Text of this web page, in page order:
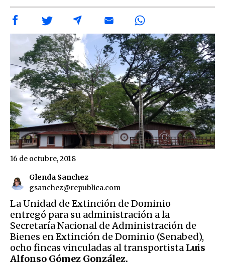
Glenda Sanchez
gsanchez@republica.com
16 de octubre, 2018
La Unidad de Extinción de Dominio
entregó para su administración a la
Secretaría Nacional de Administración de
Bienes en Extinción de Dominio (Senabed),
ocho fincas vinculadas al transportista Luis
Alfonso Gómez González.